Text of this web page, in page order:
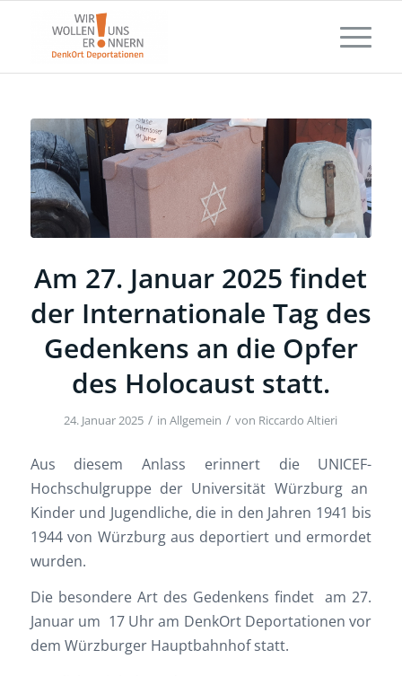
Am 27. Januar 2025 findet
der Internationale Tag des
Gedenkens an die Opfer
des Holocaust statt.
24. Januar 2025 / inAllgemein / von Riccardo Altieri
Aus diesem Anlass erinnert die UNICEF-
Hochschulgruppe der Universität Würzburg an
Kinder und Jugendliche, die in den Jahren 1941 bis
1944 von Würzburg aus deportiert und ermordet
wurden.
Die besondere Art des Gedenkens findet am 27.
Januar um 17 Uhr am DenkOrt Deportationen vor
dem Würzburger Hauptbahnhof statt.